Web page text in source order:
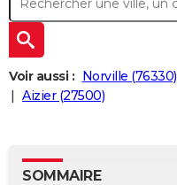
Retraite
Impôts
Epargne
Immobilier
Risques naturels par ville
Banque
Assurance
Crédit
AUTO
Essais
Réserver un essai
Citadines
Berlines
SUV
Forum auto
+
HIGH-TECH
Mobiles
Meilleur smartphone
Internet
Ordinateurs
Jeux vidéo
Guide high-tech
BRICOLAGE
Guides de France
Escapades
Patrimoine
Expositions
Musées
Week-end nature
LIFESTYLE
Voir aussi : Norville (76330)
Aizier (27500)
SOMMAIRE